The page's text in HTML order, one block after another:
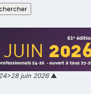
juin 2026▲